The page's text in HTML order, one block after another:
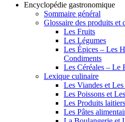
Encyclopédie gastronomique
Sommaire général
Glossaire des produits et
Les Fruits
Les Légumes
Les Épices – Les
Condiments
Les Céréales – Le
Lexique culinaire
Les Viandes et
Les Poissons et
Les Produits
Les Pâtes